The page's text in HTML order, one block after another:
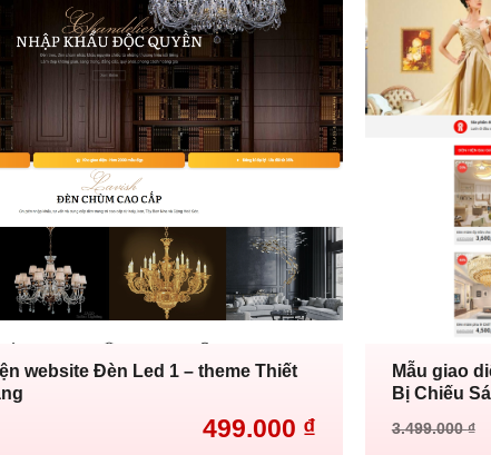
website Đèn Led 1 – theme Thiết
499.000 ₫
Mẫu giao
Bị Chiếu
3.499.000₫
Giá
Giá